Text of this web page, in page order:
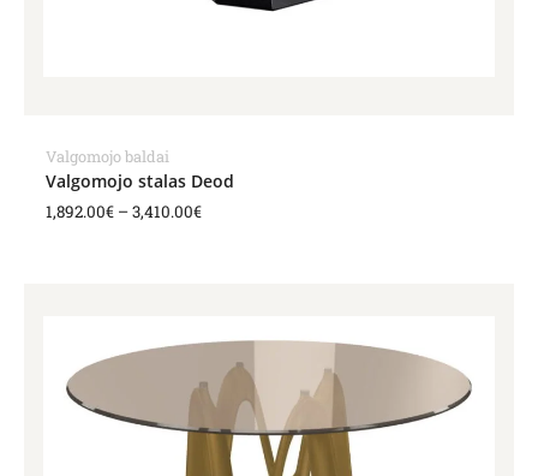
Valgomojo baldai
Valgomojo stalas Deod
1,892.00€ –3,410.00€
through
4,454.00€